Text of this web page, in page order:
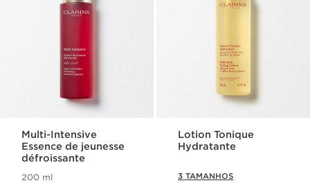
Multi-Intensive
Essence de jeunesse
défroissante
200 ml
Lotion Tonique
Hydratante
3 TAMANHOS